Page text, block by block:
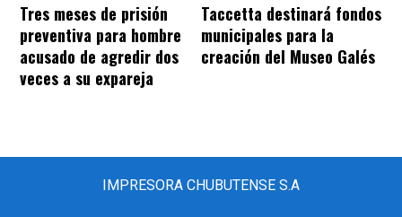
Tres meses de prisión
preventiva para hombre
acusado de agredir dos
veces a su expareja
Taccetta destinará fondos
municipales para la
creación del Museo Galés
IMPRESORA CHUBUTENSE S.A